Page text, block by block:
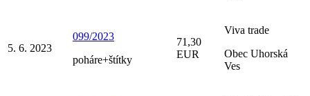
5. 6. 2023
099/2023
poháre+štítky
71,30
EUR
Viva trade
Obec Uhorská
Ves